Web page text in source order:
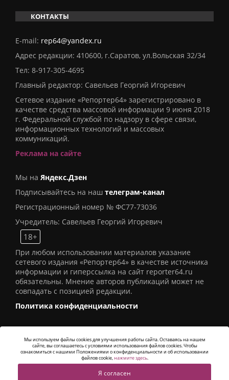
КОНТАКТЫ
E-mail: rep64@yandex.ru
Адрес редакции: 410600, г.Саратов, ул.Вольская 32/34
Тел: 8-917-305-4695
Главный редактор: Савельев Георгий Игоревич
Сетевое издание «Репортер64» зарегистрировано в
качестве средства массовой информации 9 июня 2018
г. Федеральной службой по надзору в сфере связи,
информационных технологий и массовых
коммуникаций.
Реклама на сайте
Мы на Яндекс.Дзен
Подписывайтесь на наш телеграм-канал
Регистрационный номер № ФС77-73036
Учредитель: Савельев Георгий Игоревич
18+
При любом использовании материалов указание
сетевого издания «Репортер64» в качестве источника
информации и гиперссылка на сайт reporter64.ru
обязательны. Мнение авторов публикаций может не
совпадать с позицией редакции.
Политика конфиденциальности
© 2016СИ «Репортер64». Все права защищены -
Alatis Studio
Мы используем файлы cookies для улучшения работы сайта. Оставаясь на нашем
сайте, вы соглашаетесь с условиями использования файлов cookies. Чтобы
ознакомиться с нашими Положениями о конфиденциальности и об использовании
файлов cookie,нажмите здесь.
Я согласен